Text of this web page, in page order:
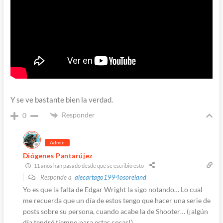
Y se ve bastante bien la verdad.
0 Responder
Admin
Diógenes Pantarújez
11 años han pasado desde que se escribió esto
Responde a alecartago1994osoreland
Yo es que la falta de Edgar Wright la sigo notando… Lo cual
me recuerda que un día de estos tengo que hacer una serie de
posts sobre su persona, cuando acabe la de Shooter… (¡algún